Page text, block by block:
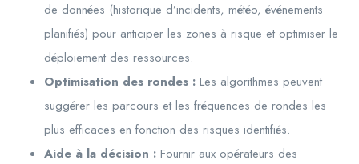
de données (historique d’incidents, météo, événements
planifiés) pour anticiper les zones à risque et optimiser le
déploiement des ressources.
Optimisation des rondes : Les algorithmes peuvent
suggérer les parcours et les fréquences de rondes les
plus efficaces en fonction des risques identifiés.
Aide à la décision : Fournir aux opérateurs des